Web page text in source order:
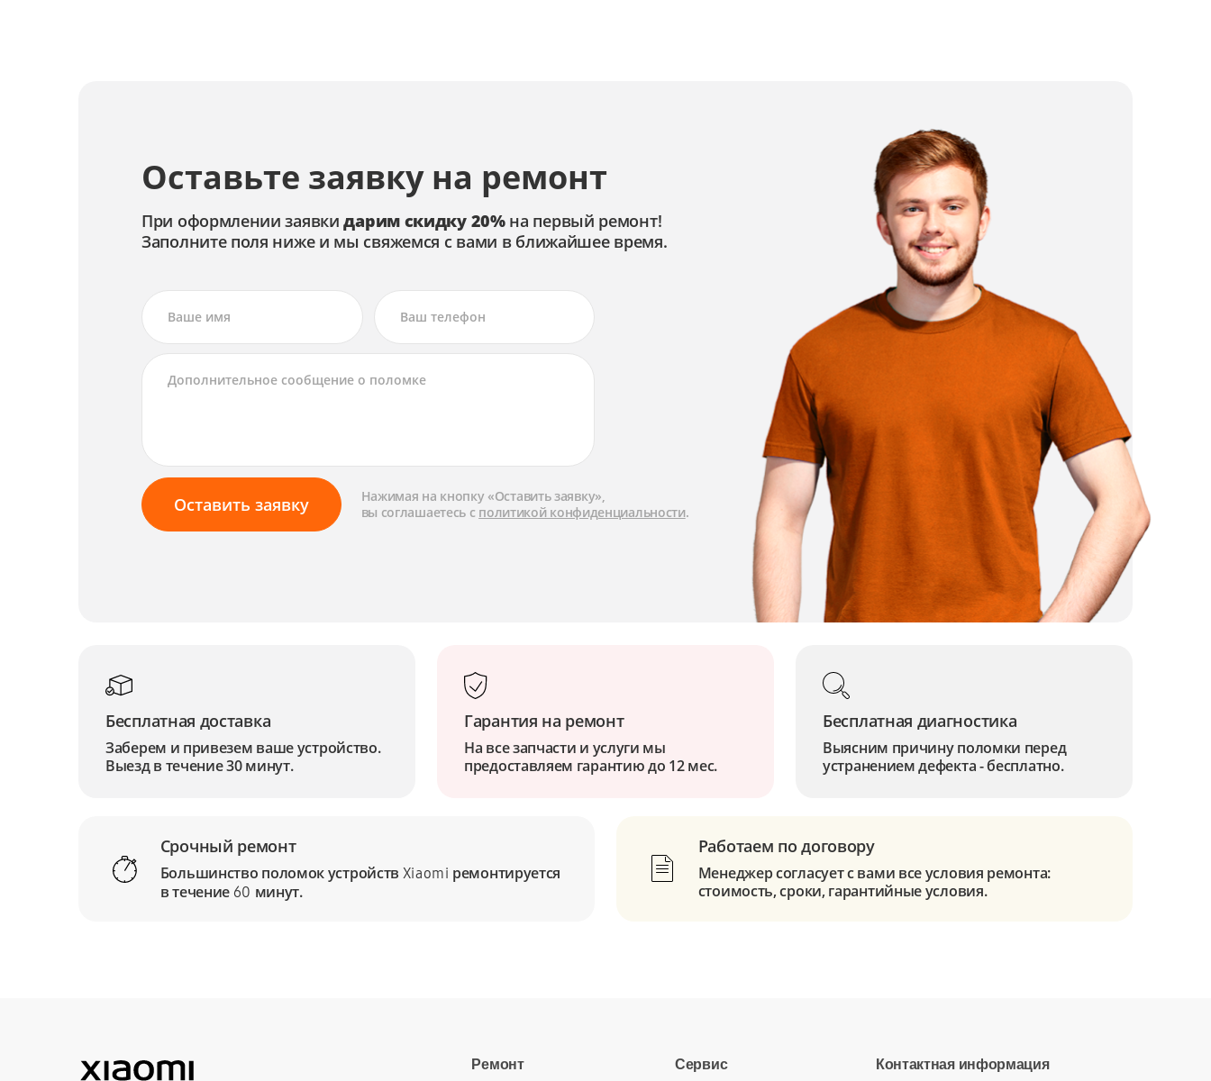
Оставьте заявку на ремонт
При оформлении заявкидарим скидку 20%на первый ремонт!
Заполните поля ниже и мы свяжемся с вами в ближайшее время.
Оставить заявку
Нажимая на кнопку «Оставить заявку»,
вы соглашаетесь с политикой конфиденциальности.
Бесплатная доставка
Заберем и привезем ваше устройство.
Выезд в течение 30 минут.
Гарантия на ремонт
На все запчасти и услуги мы
предоставляем гарантию до 12 мес.
Бесплатная диагностика
Выясним причину поломки перед
устранением дефекта - бесплатно.
Срочный ремонт
Большинство поломок устройств Xiaomi ремонтируется
в течение 60 минут.
Работаем по договору
Менеджер согласует с вами все условия ремонта:
стоимость, сроки, гарантийные условия.
Ремонт Сервис Контактная информация